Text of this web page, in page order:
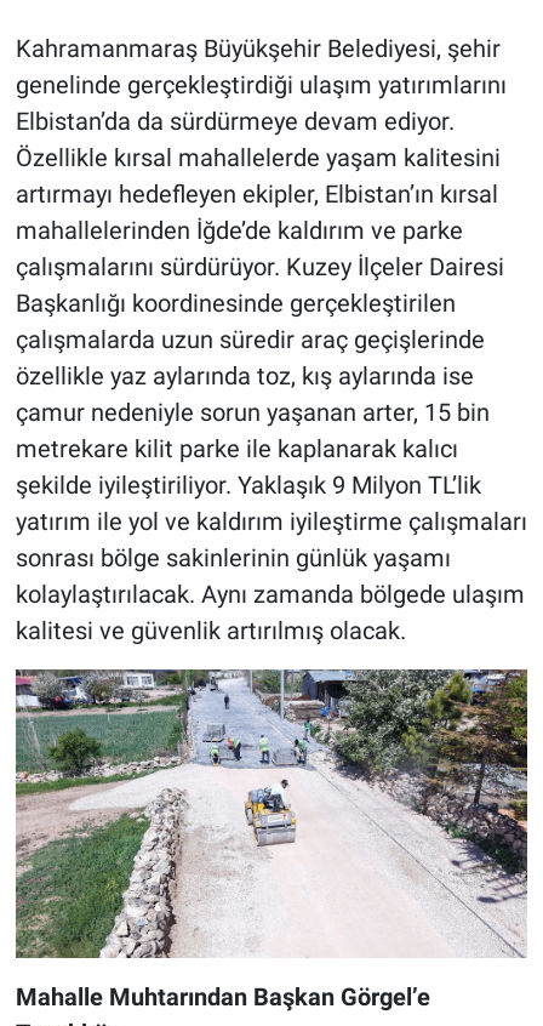
Kahramanmaraş Büyükşehir Belediyesi, şehir
genelinde gerçekleştirdiği ulaşım yatırımlarını
Elbistan’da da sürdürmeye devam ediyor.
Özellikle kırsal mahallelerde yaşam kalitesini
artırmayı hedefleyen ekipler, Elbistan’ın kırsal
mahallelerinden İğde’de kaldırım ve parke
çalışmalarını sürdürüyor. Kuzey İlçeler Dairesi
Başkanlığı koordinesinde gerçekleştirilen
çalışmalarda uzun süredir araç geçişlerinde
özellikle yaz aylarında toz, kış aylarında ise
çamur nedeniyle sorun yaşanan arter, 15 bin
metrekare kilit parke ile kaplanarak kalıcı
şekilde iyileştiriliyor. Yaklaşık 9 Milyon TL’lik
yatırım ile yol ve kaldırım iyileştirme çalışmaları
sonrası bölge sakinlerinin günlük yaşamı
kolaylaştırılacak. Aynı zamanda bölgede ulaşım
kalitesi ve güvenlik artırılmış olacak.
Mahalle Muhtarından Başkan Görgel’e
HABERDE İNSAN
EĞİTİM
BİLİM VE TEKNOLOJİ
Güvenlik
Bölge